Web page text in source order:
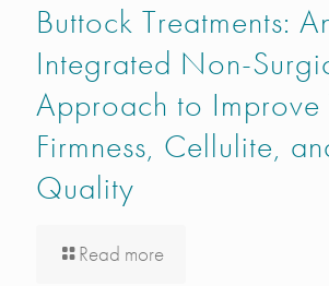
Buttock Treatments:
Integrated Non-
Approach to Improve
Firmness, Cellulite,
Quality
Read more